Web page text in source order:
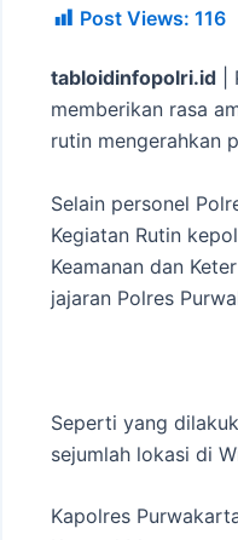
Post Views: 116
tabloidinfopolri.id |
memberikan rasa
rutin mengerahkan
Selain personel
Kegiatan Rutin
Keamanan dan
jajaran Polres
Seperti yang
sejumlah lokasi di
Kapolres